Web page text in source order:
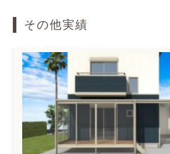
その他実績